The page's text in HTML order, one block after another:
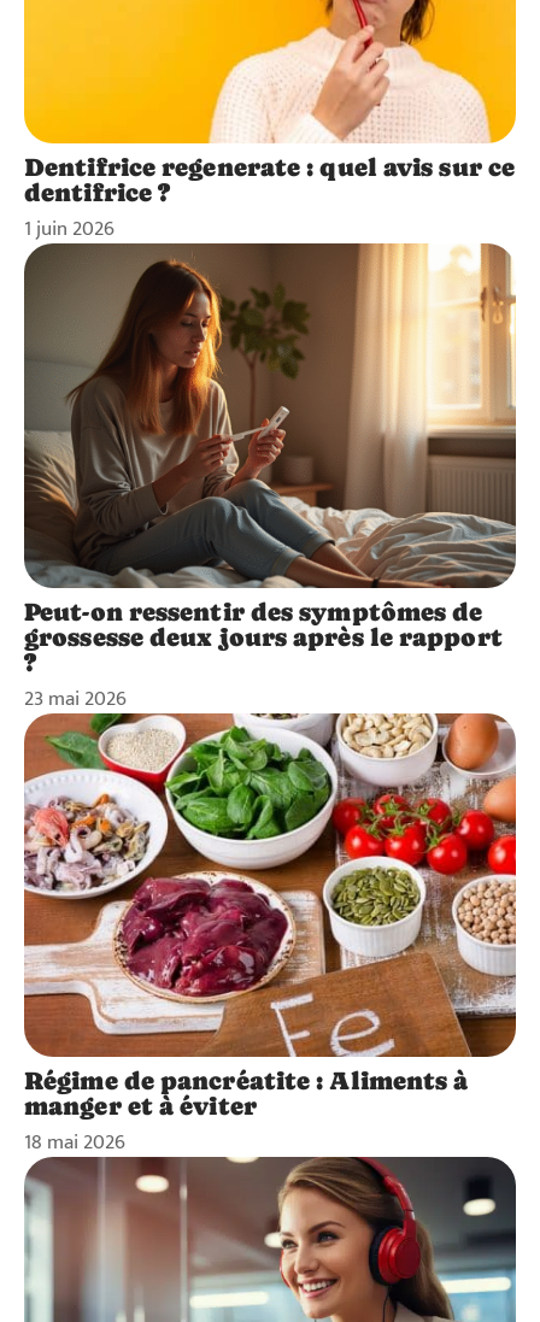
Dentifrice regenerate : quel avis sur ce
dentifrice ?
1 juin 2026
Peut-on ressentir des symptômes de
grossesse deux jours après le rapport
?
23 mai 2026
Régime de pancréatite : Aliments à
manger et à éviter
18 mai 2026